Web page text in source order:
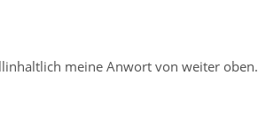
meine Anwort von weiter oben.